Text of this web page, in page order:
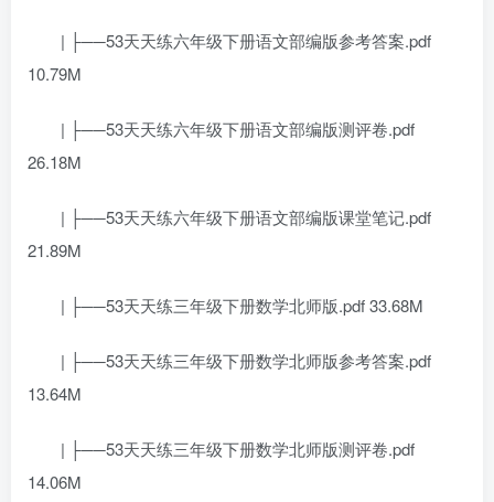
| ├──53天天练六年级下册语文部编版参考答案.pdf
10.79M
| ├──53天天练六年级下册语文部编版测评卷.pdf
26.18M
| ├──53天天练六年级下册语文部编版课堂笔记.pdf
21.89M
| ├──53天天练三年级下册数学北师版.pdf 33.68M
| ├──53天天练三年级下册数学北师版参考答案.pdf
13.64M
| ├──53天天练三年级下册数学北师版测评卷.pdf
14.06M